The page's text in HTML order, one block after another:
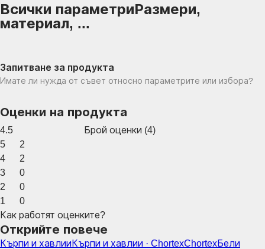
Всички параметриРазмери,
материал, ...
Запитване за продукта
Имате ли нужда от съвет относно параметрите или избора?
Оценки на продукта
4.5 Брой оценки (4)
5
2
4
2
3
0
2
0
1
0
Как работят оценките?
Открийте повече
Кърпи и хавлии Кърпи и хавлии · ChortexChortexБели